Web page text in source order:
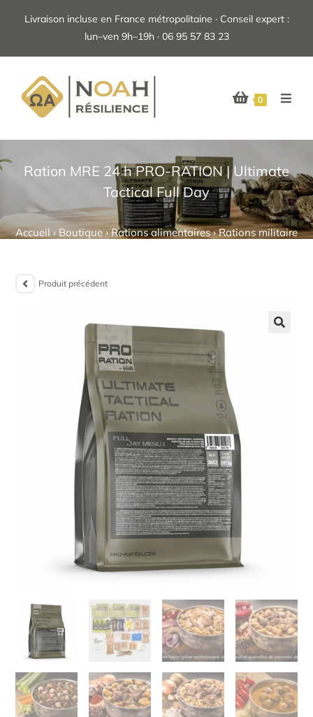
Livraison incluse en France métropolitaine · Conseil expert :
lun–ven 9h–19h · 06 95 57 83 23
0
Ration MRE 24 h PRO-RATION | Ultimate
Tactical Full Day
Accueil ›Boutique›Rations alimentaires›Rations militaires
Produit précédent